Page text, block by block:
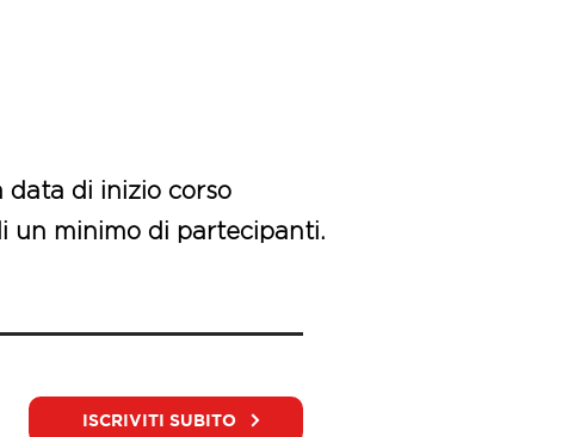
data di inizio corso
un minimo di partecipanti.
ISCRIVITI SUBITO